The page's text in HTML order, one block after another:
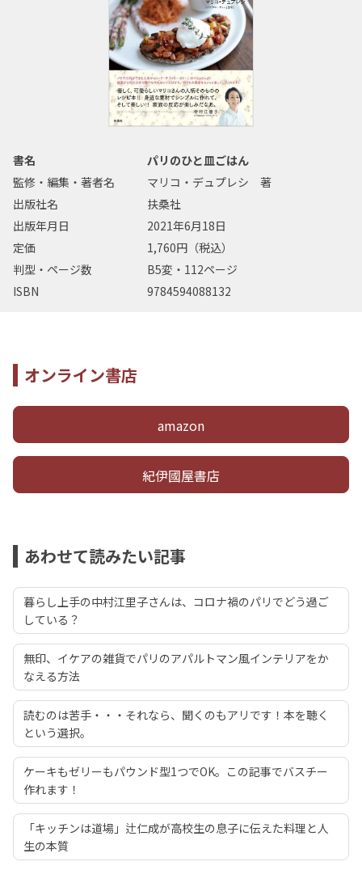
書名
パリのひと皿ごはん
監修・編集・著者名
マリコ・デュプレシ 著
出版社名
扶桑社
出版年月日
2021年6月18日
定価
1,760円（税込）
判型・ページ数
B5変・112ページ
ISBN
9784594088132
オンライン書店
amazon
紀伊國屋書店
あわせて読みたい記事
暮らし上手の中村江里子さんは、コロナ禍のパリでどう過ご
している？
無印、イケアの雑貨でパリのアパルトマン風インテリアをか
なえる方法
読むのは苦手・・・それなら、聞くのもアリです！本を聴く
という選択。
ケーキもゼリーもパウンド型1つでOK。この記事でバスチー
作れます！
「キッチンは道場」辻仁成が高校生の息子に伝えた料理と人
生の本質